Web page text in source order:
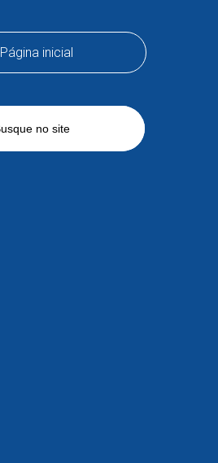
Página inicial